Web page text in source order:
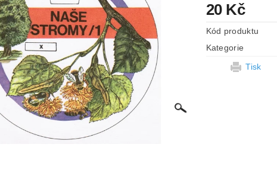
20 Kč
Kód produktu
Kategorie
Tisk